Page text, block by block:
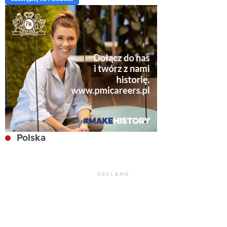
Polska
REKLAMA